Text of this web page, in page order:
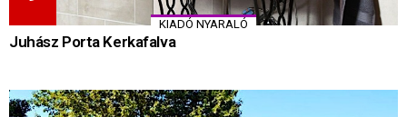
KIADÓ NYARALÓ
Juhász Porta Kerkafalva